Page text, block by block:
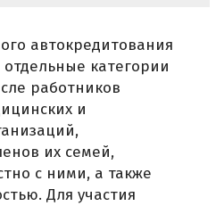
автокредитования
категории
работников
и
их семей,
с ними, а также
Для участия